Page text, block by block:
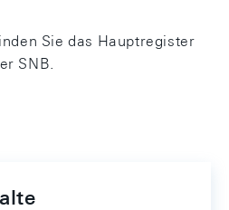
Sie das Hauptregister
SNB.